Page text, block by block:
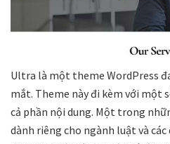
Ultra là một theme WordPress
mắt. Theme này đi kèm với một
cả phần nội dung. Một trong
dành riêng cho ngành luật và